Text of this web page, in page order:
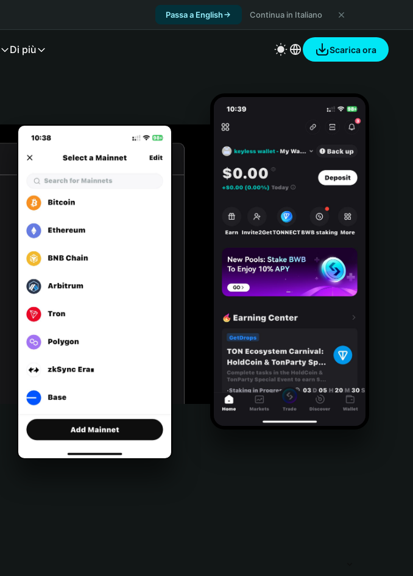
Passa a English Continua in Italiano
Di più Scarica ora